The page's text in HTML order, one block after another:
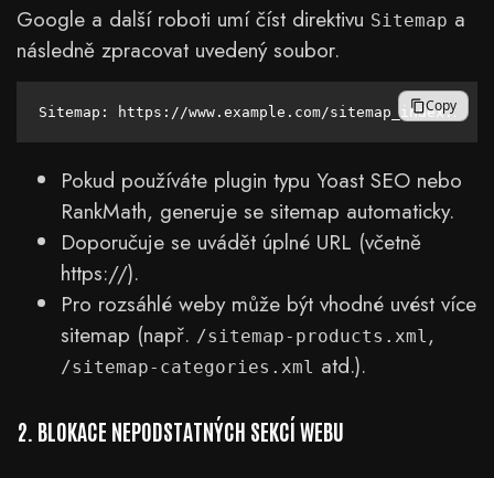
Google a další roboti umí číst direktivu Sitemap a
následně zpracovat uvedený soubor.
Copy
Pokud používáte plugin typu Yoast SEO nebo
RankMath, generuje se sitemap automaticky.
Doporučuje se uvádět úplné URL (včetně
https://).
Pro rozsáhlé weby může být vhodné uvést více
sitemap (např. /sitemap-products.xml ,
/sitemap-categories.xml atd.).
2. BLOKACE NEPODSTATNÝCH SEKCÍ WEBU